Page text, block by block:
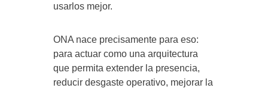
usarlos mejor.
ONA nace precisamente para eso:
para actuar como una arquitectura
que permita extender la presencia,
reducir desgaste operativo, mejorar la